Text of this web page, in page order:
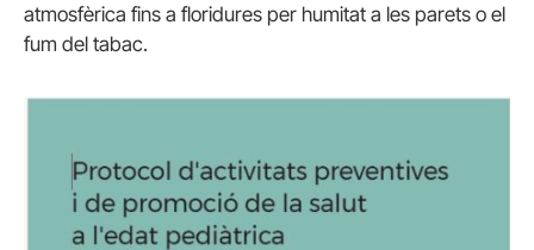
atmosfèrica fins a floridures per humitat a les parets o el
fum del tabac.